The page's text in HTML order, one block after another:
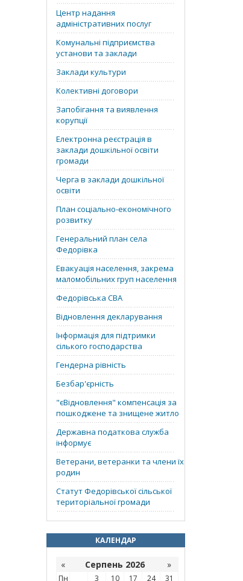
Центр надання
адміністративних послуг
Комунальні підприємства
установи та заклади
Заклади культури
Колективні договори
Запобігання та виявлення
корупції
Електронна реєстрація в
заклади дошкільної освіти
громади
Черга в заклади дошкільної
освіти
План соціально-економічного
розвитку
Генеральний план села
Федорівка
Евакуація населення, закрема
маломобільних груп населення
Федорівська СВА
Відновлення декларування
Інформація для підтримки
сілького господарства
Гендерна рівність
Безбар'єрність
"єВідновлення" компенсація за
пошкоджене та знищене житло
Державна податкова служба
інформує
Ветерани, ветеранки та члени їх
родин
Статут Федорівської сільської
територіальної громади
КАЛЕНДАР
« Серпень 2026 »
Пн 3 10 17 24 31